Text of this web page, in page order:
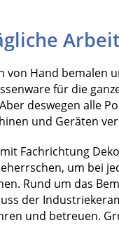
von Hand bemalen
für die
deswegen alle
und Geräten
Fachrichtung
um bei
Rund um das
der
und betreuen.